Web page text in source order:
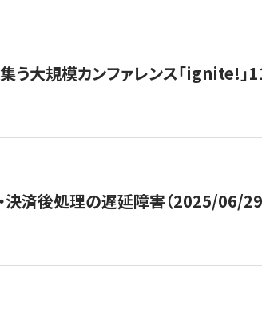
う大規模カンファレンス「ignite!」
決済後処理の遅延障害（2025/06/29